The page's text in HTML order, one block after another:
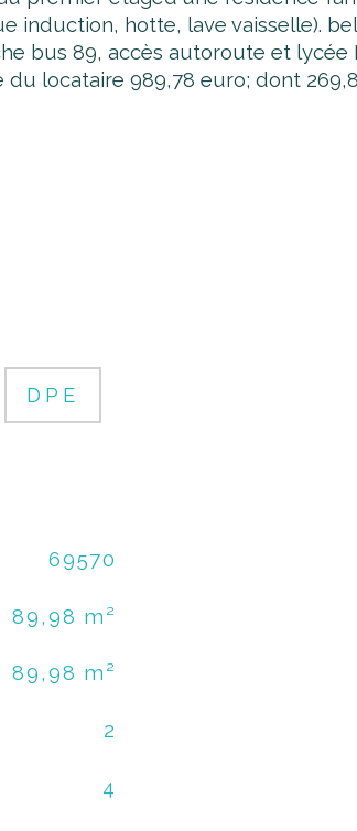
hotte, lave vaisselle).
bus 89, accès autoroute et lycée
locataire 989,78 euro; dont
DPE
69570
89,98 m²
89,98 m²
2
4